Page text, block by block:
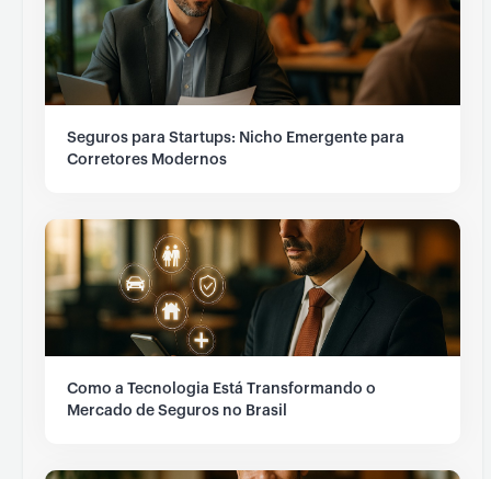
Seguros para Startups: Nicho Emergente para
Corretores Modernos
Como a Tecnologia Está Transformando o
Mercado de Seguros no Brasil